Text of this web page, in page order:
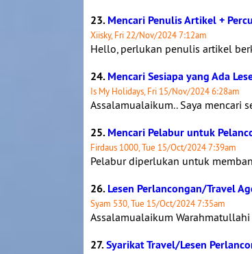
23.Mencari Penulis Artikel +
Xiisky, Fri 22/Nov/2024 7:12am
Hello, perlukan penulis artikel
24.Mencari Sesiapa yang Ada
Is My Holidays, Fri 15/Nov/2024 6:28am
Assalamualaikum.. Saya mencari
25.Mencari Pelabur untuk
Firdaus 1000, Tue 15/Oct/2024 7:39am
Pelabur diperlukan untuk
26.Lesen Perlancongan/Travel
Syam 530, Tue 15/Oct/2024 7:35am
Assalamualaikum
27.Syarikat Travel/Lesen